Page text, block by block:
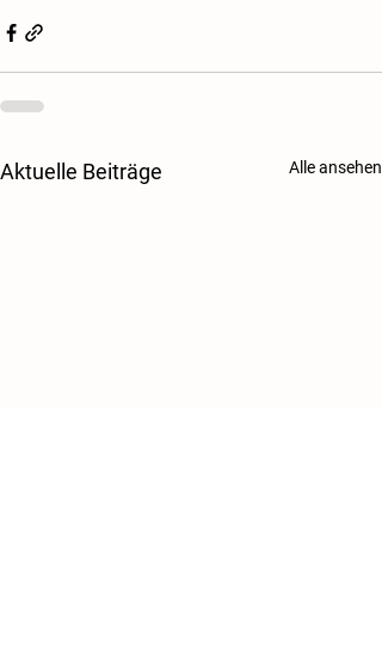
Aktuelle Beiträge Alle ansehen